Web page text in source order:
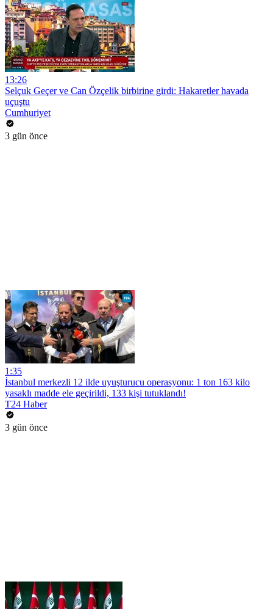
13:26
Selçuk Geçer ve Can Özçelik birbirine girdi: Hakaretler havada
uçuştu
Cumhuriyet
3 gün önce
1:35
İstanbul merkezli 12 ilde uyuşturucu operasyonu: 1 ton 163 kilo
yasaklı madde ele geçirildi, 133 kişi tutuklandı!
T24 Haber
3 gün önce